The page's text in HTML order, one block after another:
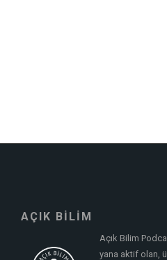
AÇIK BİLİM
Açık Bilim
yana aktif olan,